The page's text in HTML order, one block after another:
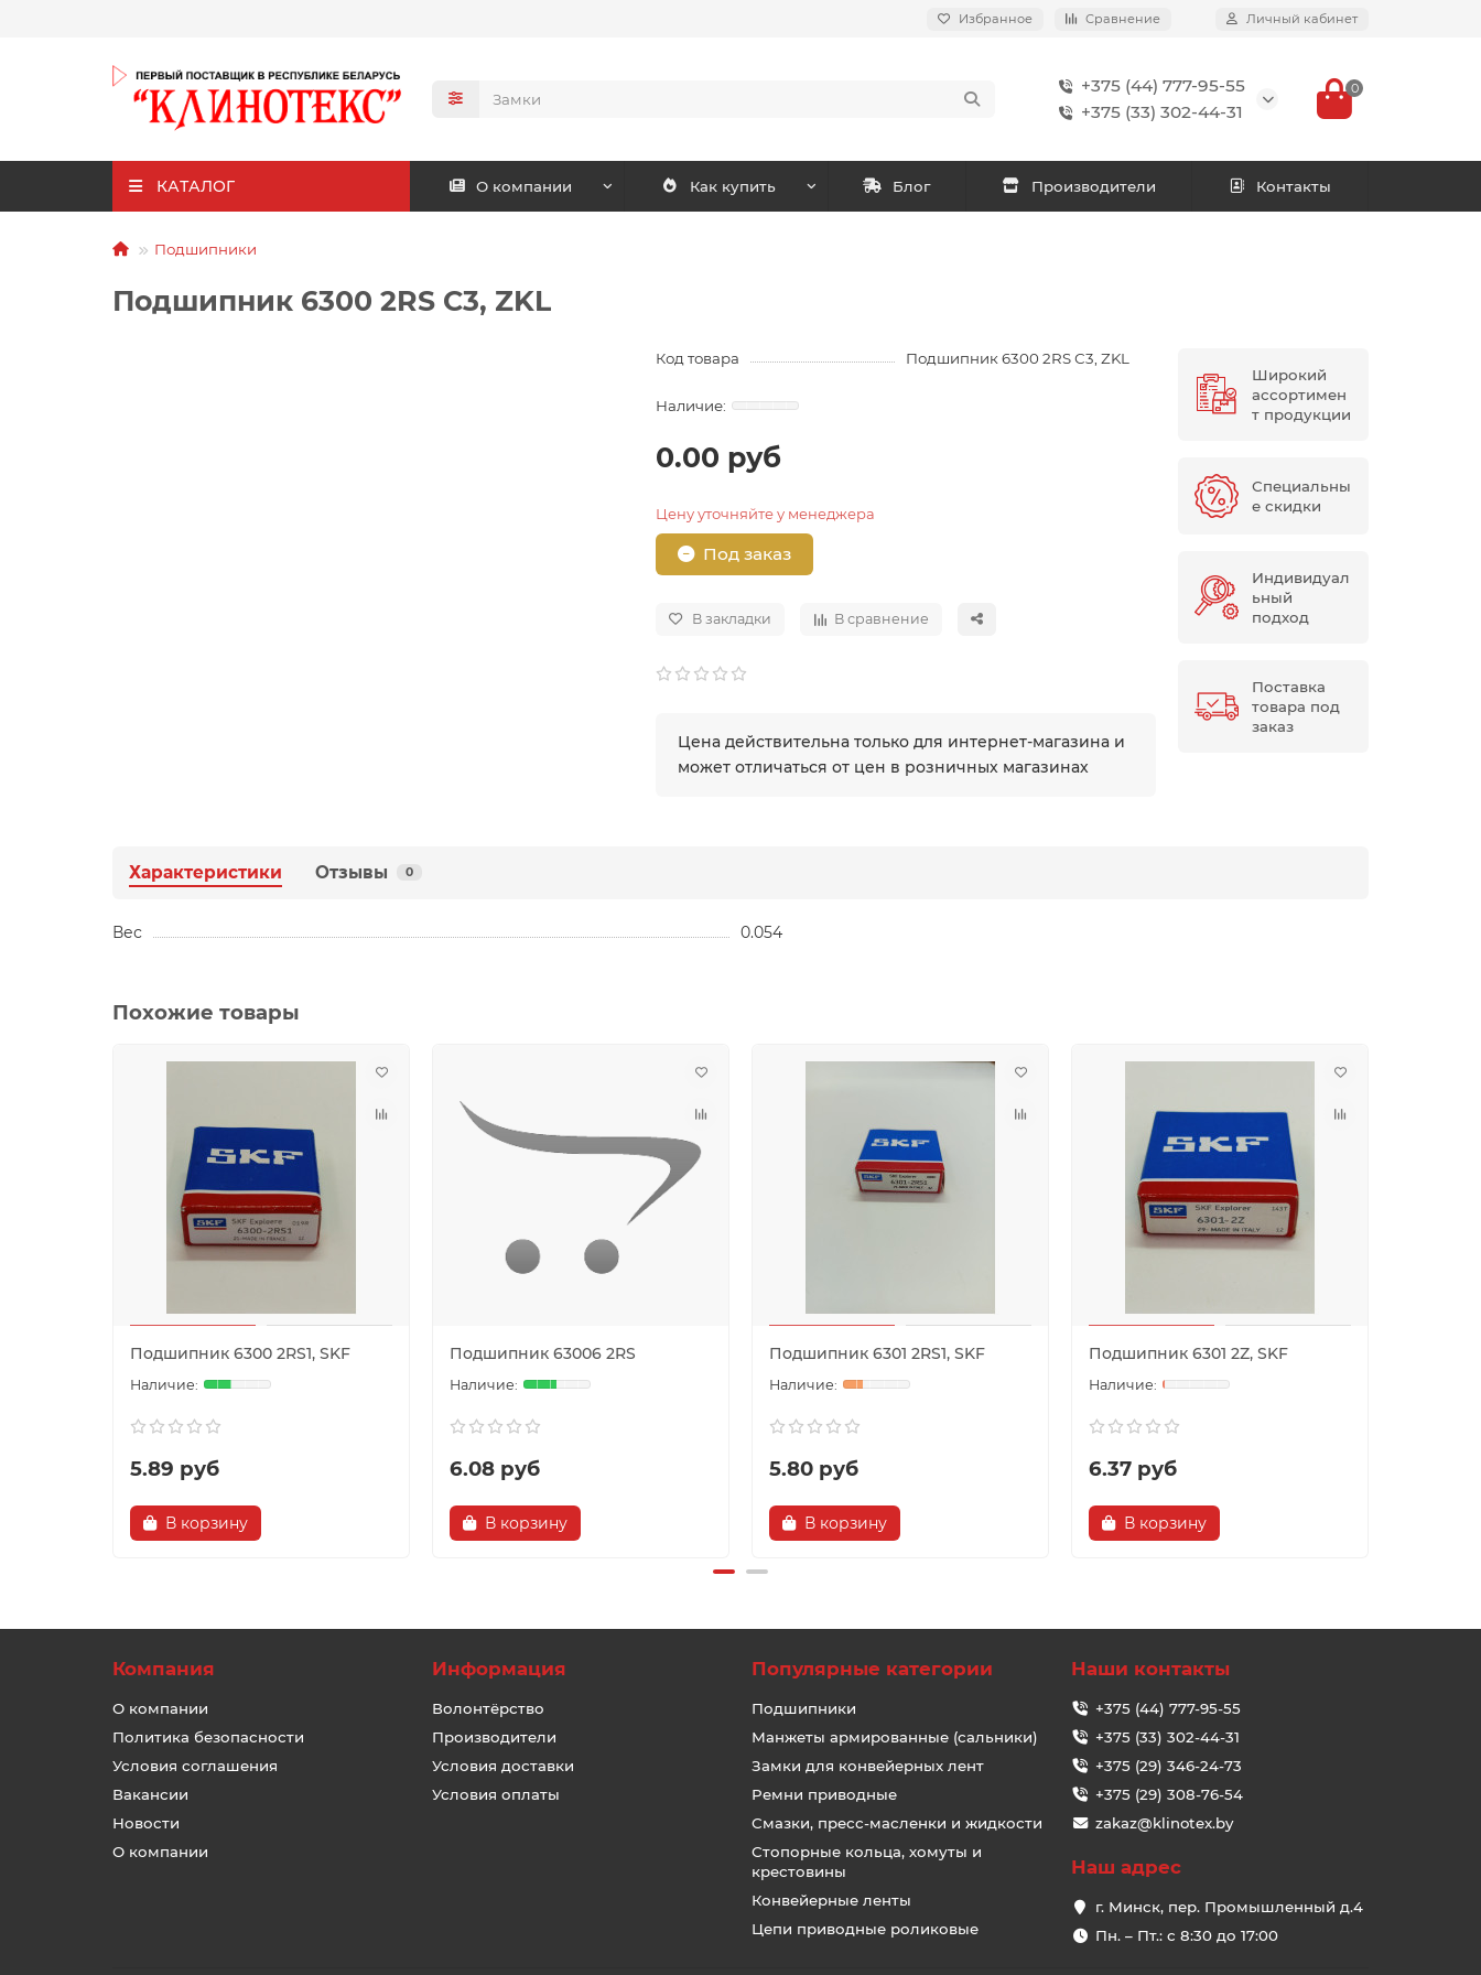
Избранное Сравнение Личный кабинет
+375 (44) 777-95-55
+375 (33) 302-44-31
0
КАТАЛОГ О компании Как купить Блог Производители Контакты
Подшипники
Подшипник 6300 2RS С3, ZKL
Код товара Подшипник 6300 2RS С3, ZKL
0.00 руб
Цену уточняйте у менеджера
Под заказ
В закладки В сравнение
Цена действительна только для интернет-магазина и
может отличаться от цен в розничных магазинах
Широкий
ассортимен
т продукции
Специальны
е скидки
Индивидуал
ьный
подход
Поставка
товара под
заказ
Характеристики Отзывы 0
Вес 0.054
Похожие товары
Подшипник 6300 2RS1, SKF
5.89 руб
В корзину
Подшипник 63006 2RS
6.08 руб
В корзину
Подшипник 6301 2RS1, SKF
5.80 руб
В корзину
Подшипник 6301 2Z, SKF
6.37 руб
В корзину
Компания
О компании
Политика безопасности
Условия соглашения
Вакансии
Новости
О компании
Информация
Волонтёрство
Производители
Условия доставки
Условия оплаты
Популярные категории
Подшипники
Манжеты армированные (сальники)
Замки для конвейерных лент
Ремни приводные
Смазки, пресс-масленки и жидкости
Стопорные кольца, хомуты и
крестовины
Конвейерные ленты
Цепи приводные роликовые
Наши контакты
+375 (44) 777-95-55
+375 (33) 302-44-31
+375 (29) 346-24-73
+375 (29) 308-76-54
zakaz@klinotex.by
Наш адрес
г. Минск, пер. Промышленный д.4
Пн. – Пт.: с 8:30 до 17:00